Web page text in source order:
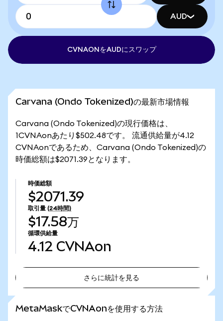
AUD
CVNAONをAUDにスワップ
Carvana (Ondo Tokenized)の最新市場情報
Carvana (Ondo Tokenized)の現行価格は、
1CVNAonあたり$502.48です。 流通供給量が4.12
CVNAonであるため、Carvana (Ondo Tokenized)の
時価総額は$2071.39となります。
時価総額
$2071.39
取引量 (24時間)
$17.58万
循環供給量
4.12 CVNAon
さらに統計を見る
MetaMaskでCVNAonを使用する方法